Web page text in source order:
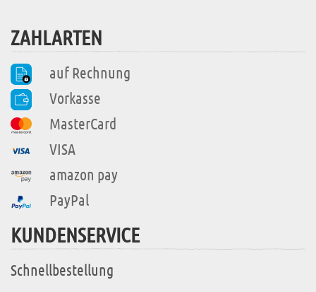
ZAHLARTEN
auf Rechnung
Vorkasse
MasterCard
VISA
amazon pay
PayPal
KUNDENSERVICE
Schnellbestellung